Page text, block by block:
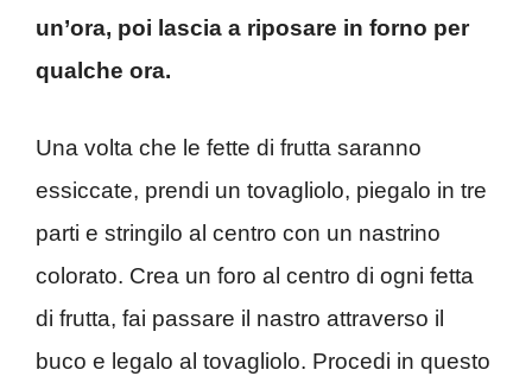
un’ora, poi lascia a riposare in forno per
qualche ora.
Una volta che le fette di frutta saranno
essiccate, prendi un tovagliolo, piegalo in tre
parti e stringilo al centro con un nastrino
colorato. Crea un foro al centro di ogni fetta
di frutta, fai passare il nastro attraverso il
buco e legalo al tovagliolo. Procedi in questo